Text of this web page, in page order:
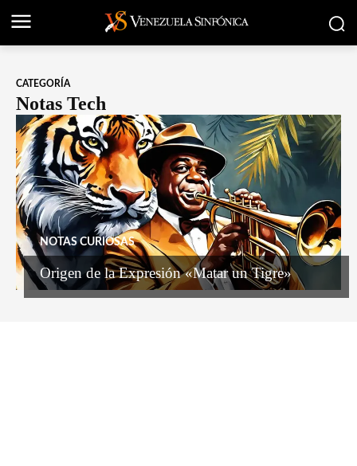
CATEGORÍA
Notas Tech
NOTAS CURIOSAS
Origen de la Expresión «Matar un Tigre»